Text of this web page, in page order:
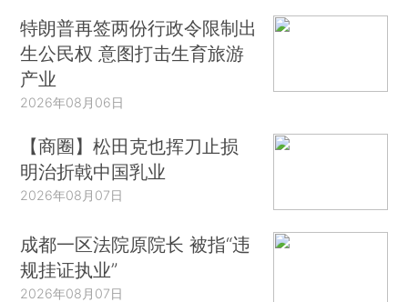
特朗普再签两份行政令限制出
生公民权 意图打击生育旅游
产业
2026年08月06日
【商圈】松田克也挥刀止损
明治折戟中国乳业
2026年08月07日
成都一区法院原院长 被指“违
规挂证执业”
2026年08月07日